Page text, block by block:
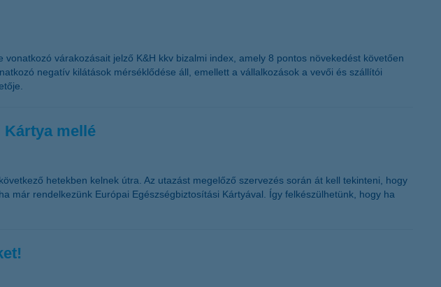
várakozásait jelző K&H kkv bizalmi index, amely 8 pontos növekedést követően
negatív kilátások mérséklődése áll, emellett a vállalkozások a vevői és szállítói
Kártya mellé
hetekben kelnek útra. Az utazást megelőző szervezés során át kell tekinteni, hogy
már rendelkezünk Európai Egészségbiztosítási Kártyával. Így felkészülhetünk, hogy ha